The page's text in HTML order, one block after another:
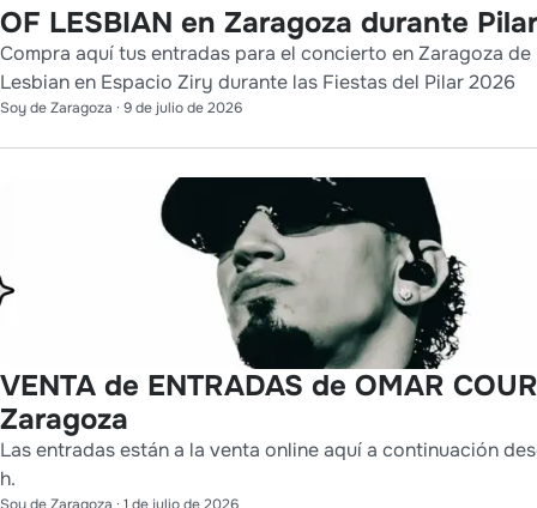
OF LESBIAN en Zaragoza durante
Compra aquí tus entradas para el concierto en Zaragoza
Lesbian en Espacio Ziry durante las Fiestas del Pilar 2026
Soy de Zaragoza · 9 de julio de 2026
VENTA de ENTRADAS de OMAR
Zaragoza
Las entradas están a la venta online aquí a continuación
h.